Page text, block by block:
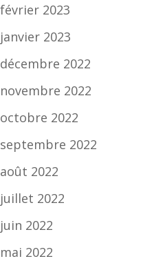
février 2023
janvier 2023
décembre 2022
novembre 2022
octobre 2022
septembre 2022
août 2022
juillet 2022
juin 2022
mai 2022